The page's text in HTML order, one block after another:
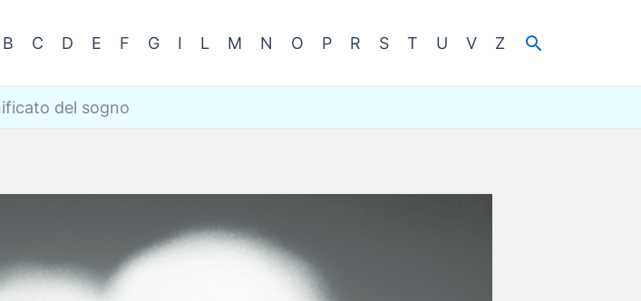
B C D E F G I L M N O P R S T U V Z Cerca
del sogno